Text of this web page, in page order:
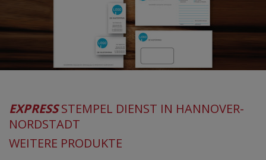
EXPRESSSTEMPEL DIENST IN HANNOVER-
NORDSTADT
WEITERE PRODUKTE